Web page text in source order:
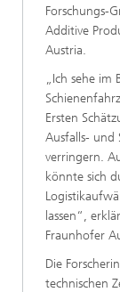
Forschungs-
Additive
Austria.
„Ich sehe im
Ersten
Ausfalls- und
verringern.
könnte sich
lassen“,
Fraunhofer
Die
technischen